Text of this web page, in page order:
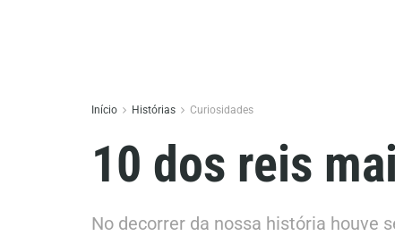
Início Histórias Curiosidades
10 dos reis
No decorrer da nossa história houve